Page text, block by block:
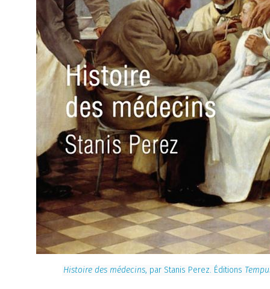
Histoire des médecins, par Stanis Perez. Éditions